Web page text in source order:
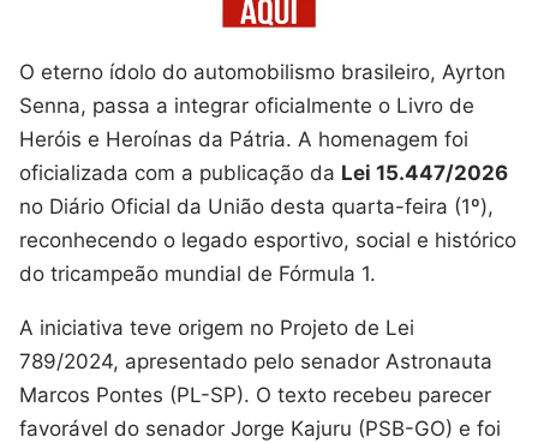
O eterno ídolo do automobilismo brasileiro, Ayrton
Senna, passa a integrar oficialmente o Livro de
Heróis e Heroínas da Pátria. A homenagem foi
oficializada com a publicação da Lei 15.447/2026
no Diário Oficial da União desta quarta-feira (1º),
reconhecendo o legado esportivo, social e histórico
do tricampeão mundial de Fórmula 1.
A iniciativa teve origem no Projeto de Lei
789/2024, apresentado pelo senador Astronauta
Marcos Pontes (PL-SP). O texto recebeu parecer
favorável do senador Jorge Kajuru (PSB-GO) e foi